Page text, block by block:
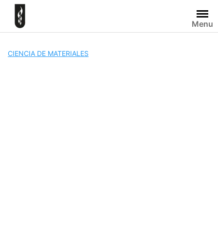
Skip
content
Menu
CIENCIA DE MATERIALES